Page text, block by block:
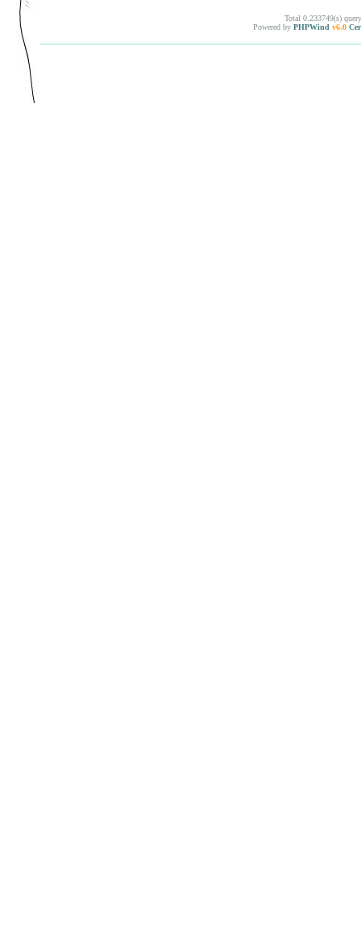
Total 0.233749(s)
Powered by PHPWind v6.0